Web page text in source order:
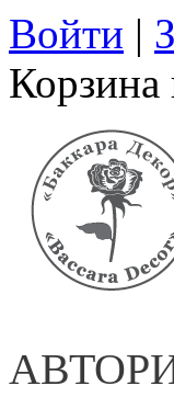
Войти |
Корзина